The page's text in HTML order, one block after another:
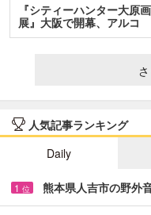
『シティーハンター大原画
展』大阪で開幕、アルコ
＆…
人気記事ランキング
Daily
1 位 熊本県人吉市の野外